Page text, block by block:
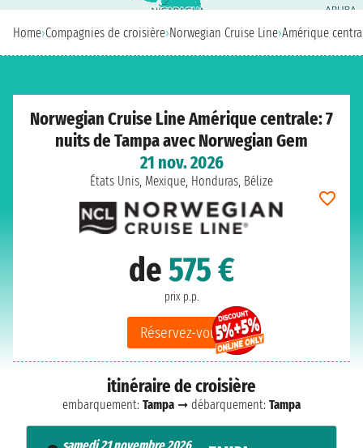
Home›Compagnies de croisière›Norwegian Cruise Line›Amérique
Norwegian Cruise Line Amérique centrale: 7
nuits de Tampa avec Norwegian Gem
21 nov. 2026
États Unis, Mexique, Honduras, Bélize
de575 €
prix p.p.
Réservez-vous
itinéraire de croisière
embarquement: Tampa ➞ débarquement: Tampa